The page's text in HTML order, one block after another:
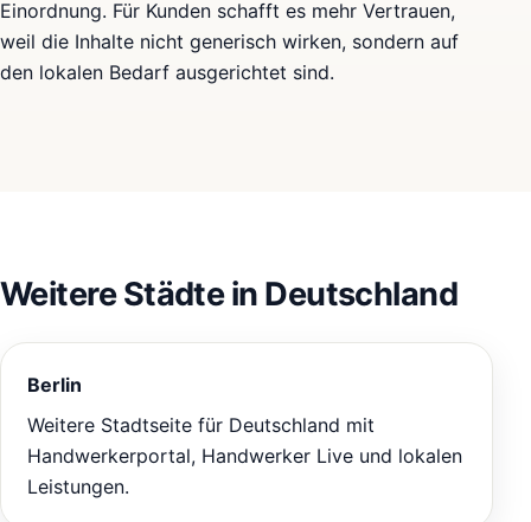
Einordnung. Für Kunden schafft es mehr Vertrauen,
weil die Inhalte nicht generisch wirken, sondern auf
den lokalen Bedarf ausgerichtet sind.
Weitere Städte in Deutschland
Berlin
Weitere Stadtseite für Deutschland mit
Handwerkerportal, Handwerker Live und lokalen
Leistungen.